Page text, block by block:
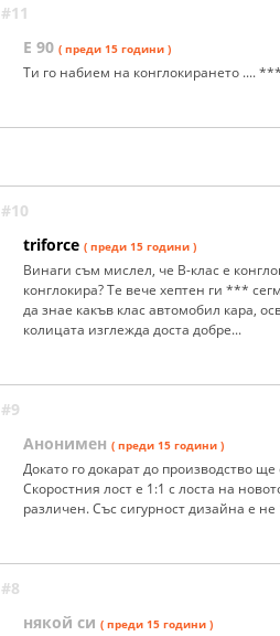
#11
Е 90 ( преди 15 години )
Ти го набием на конглокирането ....
#10
triforce ( преди 15 години )
Винаги съм мислел, че В-клас е
конглокира? Те вече хептен ги ***
да знае какъв клас автомобил кара,
колицата изглежда доста добре...
#9
Анонимен ( преди 15 години )
Докато го докарат до производство
Скоростния лост е 1:1 с лоста на
различен. Със сигурност дизайна е
#8
някой си ( преди 15 години )